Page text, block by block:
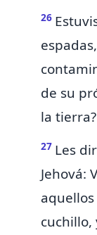
26
de su
la tierra?
27 Les
Jehová:
cuchillo,